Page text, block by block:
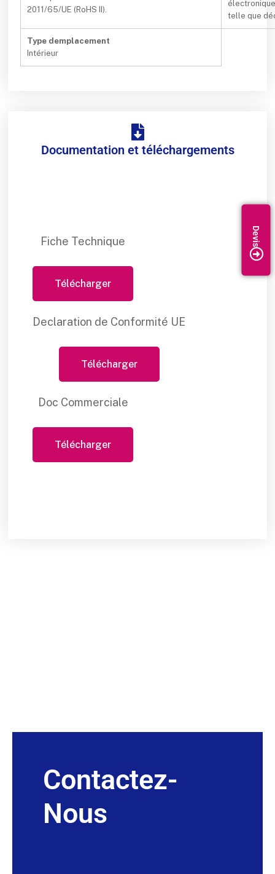
2011/65/UE (RoHS II).
telle que
Type demplacement
Intérieur
Documentation et téléchargements
Fiche Technique
Télécharger
Declaration de Conformité UE
Télécharger
Doc Commerciale
Télécharger
Contactez-
Nous